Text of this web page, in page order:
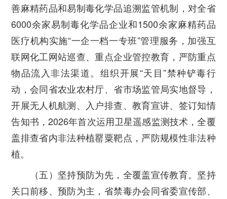
善麻精药品和易制毒化学品追溯监管机制，对全省
6000余家易制毒化学品企业和1500余家麻精药品
医疗机构实施“一企一档一专班”管理服务，加强互
联网化工网站巡查、重点企业管控教育，严防重点
物品流入非法渠道。组织开展“天目”禁种铲毒行
动，会同省农业农村厅、省市场监管局实地督导，
开展无人机航测、入户排查、教育宣讲、签订知情
告知书，2026年首次运用卫星遥感监测技术，全覆
盖排查省内非法种植罂粟靶点，严防规模性非法种
植。
（五）坚持预防为先，全覆盖宣传教育。 坚持
关口前移、预防为主，省禁毒办会同省委宣传部、